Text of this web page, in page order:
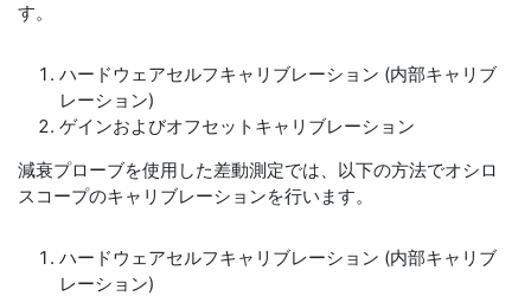
す。
ハードウェアセルフキャリブレーション (内部キャリブ
レーション)
ゲインおよびオフセットキャリブレーション
減衰プローブを使用した差動測定では、以下の方法でオシロ
スコープのキャリブレーションを行います。
ハードウェアセルフキャリブレーション (内部キャリブ
レーション)